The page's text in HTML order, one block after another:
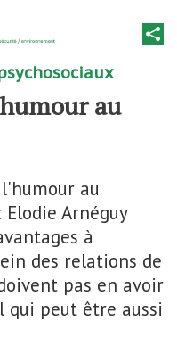
au
au
Arnéguy
à
des relations de
pas en avoir
qui peut être aussi